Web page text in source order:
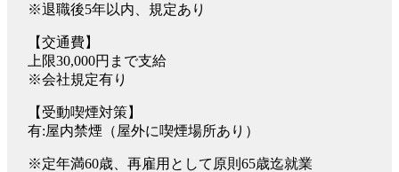
※退職後5年以内、規定あり
【交通費】
上限30,000円まで支給
※会社規定有り
【受動喫煙対策】
有:屋内禁煙（屋外に喫煙場所あり）
※定年満60歳、再雇用として原則65歳迄就業